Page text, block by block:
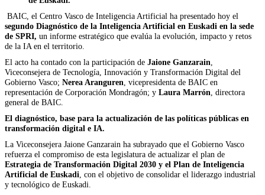
BAIC, el Centro Vasco de Inteligencia Artificial ha presentado hoy el
segundo Diagnóstico de la Inteligencia Artificial en Euskadi en la sede
de SPRI, un informe estratégico que evalúa la evolución, impacto y retos
de la IA en el territorio.
El acto ha contado con la participación de Jaione Ganzarain,
Viceconsejera de Tecnología, Innovación y Transformación Digital del
Gobierno Vasco; Nerea Aranguren, vicepresidenta de BAIC en
representación de Corporación Mondragón; y Laura Marrón, directora
general de BAIC.
El diagnóstico, base para la actualización de las políticas públicas en
transformación digital e IA.
La Viceconsejera Jaione Ganzarain ha subrayado que el Gobierno Vasco
refuerza el compromiso de esta legislatura de actualizar el plan de
Estrategia de Transformación Digital 2030 y el Plan de Inteligencia
Artificial de Euskadi, con el objetivo de consolidar el liderazgo industrial
y tecnológico de Euskadi.